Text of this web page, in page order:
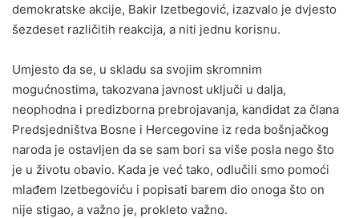
demokratske akcije, Bakir Izetbegović, izazvalo je dvjesto
šezdeset različitih reakcija, a niti jednu korisnu.
Umjesto da se, u skladu sa svojim skromnim
mogućnostima, takozvana javnost uključi u dalja,
neophodna i predizborna prebrojavanja, kandidat za člana
Predsjedništva Bosne i Hercegovine iz reda bošnjačkog
naroda je ostavljen da se sam bori sa više posla nego što
je u životu obavio. Kada je već tako, odlučili smo pomoći
mlađem Izetbegoviću i popisati barem dio onoga što on
nije stigao, a važno je, prokleto važno.